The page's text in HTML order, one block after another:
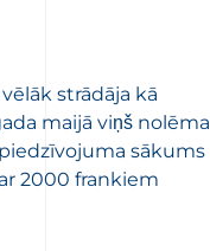
strādāja kā
maijā viņš nolēma
sākums
2000 frankiem